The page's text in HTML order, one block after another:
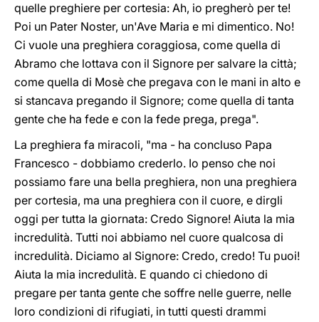
quelle preghiere per cortesia: Ah, io pregherò per te!
Poi un Pater Noster, un'Ave Maria e mi dimentico. No!
Ci vuole una preghiera coraggiosa, come quella di
Abramo che lottava con il Signore per salvare la città;
come quella di Mosè che pregava con le mani in alto e
si stancava pregando il Signore; come quella di tanta
gente che ha fede e con la fede prega, prega".
La preghiera fa miracoli, "ma - ha concluso Papa
Francesco - dobbiamo crederlo. Io penso che noi
possiamo fare una bella preghiera, non una preghiera
per cortesia, ma una preghiera con il cuore, e dirgli
oggi per tutta la giornata: Credo Signore! Aiuta la mia
incredulità. Tutti noi abbiamo nel cuore qualcosa di
incredulità. Diciamo al Signore: Credo, credo! Tu puoi!
Aiuta la mia incredulità. E quando ci chiedono di
pregare per tanta gente che soffre nelle guerre, nelle
loro condizioni di rifugiati, in tutti questi drammi